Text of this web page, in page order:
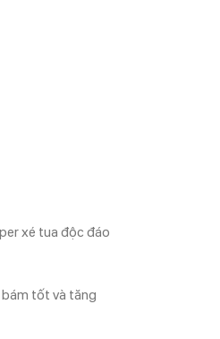
xé tua độc đáo
tốt và tăng